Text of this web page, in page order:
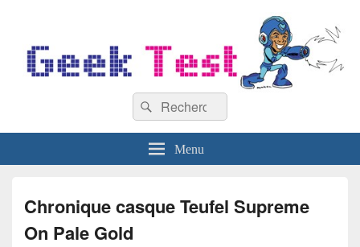
Recherche :
Rechercher
Menu
Chronique casque Teufel Supreme
On Pale Gold